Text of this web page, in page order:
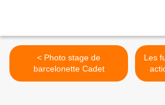
< Photo stage de
barcelonette Cadet
Les